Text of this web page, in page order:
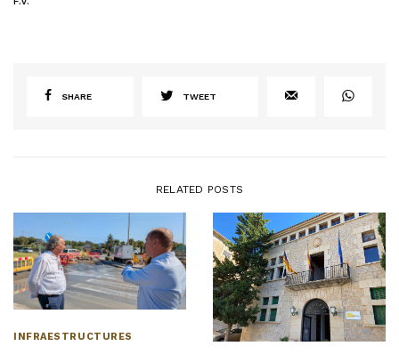
SHARE TWEET
RELATED POSTS
INFRAESTRUCTURES